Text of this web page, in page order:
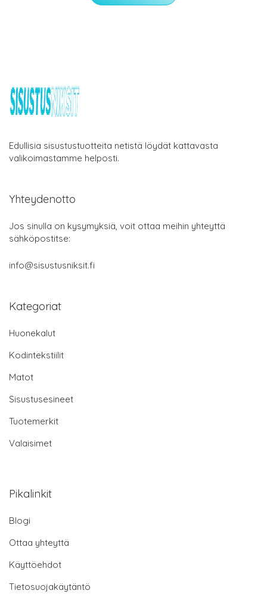
Edullisia sisustustuotteita netistä löydät kattavasta
valikoimastamme helposti.
Yhteydenotto
Jos sinulla on kysymyksiä, voit ottaa meihin yhteyttä
sähköpostitse:
info@sisustusniksit.fi
Kategoriat
Huonekalut
Kodintekstiilit
Matot
Sisustusesineet
Tuotemerkit
Valaisimet
Pikalinkit
Blogi
Ottaa yhteyttä
Käyttöehdot
Tietosuojakäytäntö